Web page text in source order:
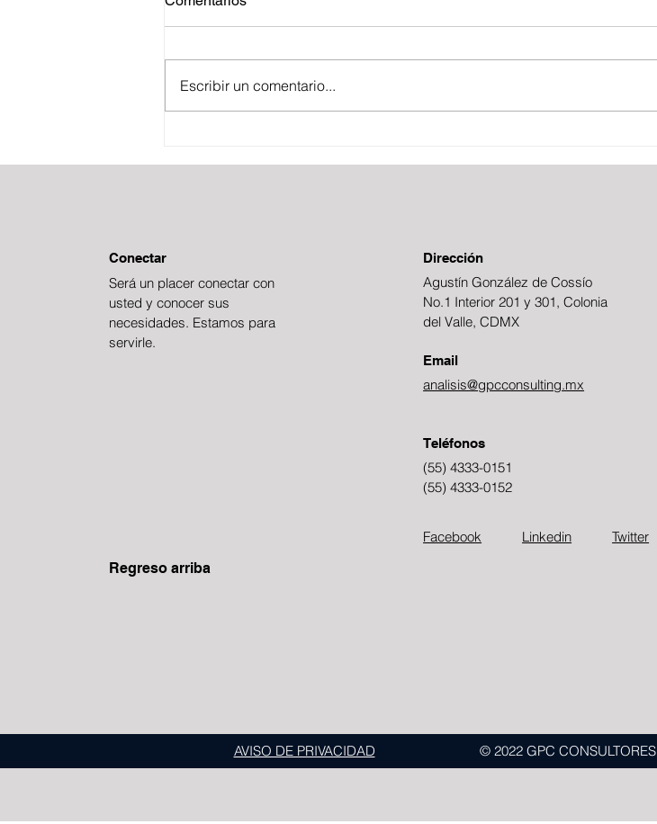
Escribir un comentario...
Conectar
Será un placer conectar con
usted y conocer sus
necesidades. Estamos para
servirle.
Regreso arriba
Dirección
Agustín González de Cossío
No.1 Interior 201 y 301, Colonia
del Valle, CDMX
Email
analisis@gpcconsulting.mx
Teléfonos
(55) 4333-0151
(55) 4333-0152
Facebook Linkedin Twitter
AVISO DE PRIVACIDAD © 2022 GPC CONSULTORES